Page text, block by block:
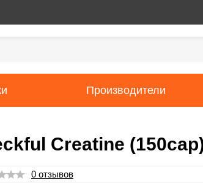
Производители
Creatine
0 отзывов